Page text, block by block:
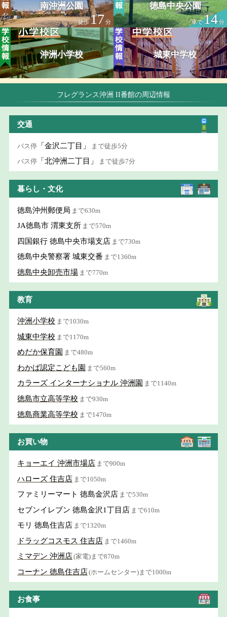
南沖洲公園
徒歩17分
徳島中央公園
車で14分
沖洲小学校 城東中学校
フレグランス沖洲 II番館の周辺情報
交通
バス停 「金沢二丁目」 まで徒歩5分
バス停 「北沖洲二丁目」 まで徒歩7分
暮らし・文化
徳島沖州郵便局 まで630m
JA徳島市 渭東支所 まで570m
四国銀行 徳島中央市場支店 まで730m
徳島中央警察署 城東交番 まで1360m
徳島中央卸売市場 まで770m
教育
沖洲小学校 まで1030m
城東中学校 まで1170m
めだか保育園 まで480m
わかば認定こども園 まで560m
カラーズ インターナショナル 沖洲園 まで1140m
徳島市立高等学校 まで930m
徳島商業高等学校 まで1470m
お買い物
キョーエイ 沖洲市場店 まで900m
ハローズ 住吉店 まで1050m
ファミリーマート 徳島金沢店 まで530m
セブンイレブン 徳島金沢1丁目店 まで610m
モリ 徳島住吉店 まで1320m
ドラッグコスモス 住吉店 まで1460m
ミマデン 沖洲店(家電)まで870m
コーナン 徳島住吉店(ホームセンター)まで1000m
お食事